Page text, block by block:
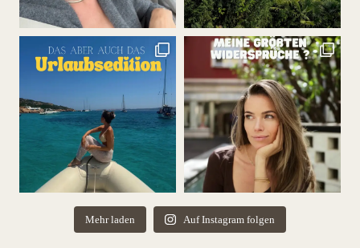
Mehr laden Auf Instagram folgen